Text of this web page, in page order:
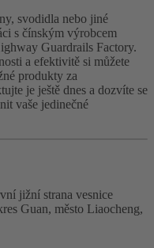
svodidla nebo jiné
s čínským výrobcem
Guardrails Factory.
a efektivitě si můžete
produkty za
je ještě dnes a dozvíte se
vaše jedinečné
jižní strana vesnice
Guan, město Liaocheng,